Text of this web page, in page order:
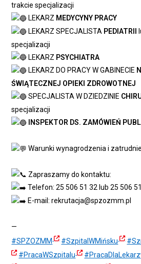
trakcie specjalizacji
LEKARZ MEDYCYNY PRACY
LEKARZ SPECJALISTA PEDIATRII
specjalizacji
LEKARZ PSYCHIATRA
LEKARZ DO PRACY W GABINECIE
ŚWIĄTECZNEJ OPIEKI ZDROWOTNEJ
SPECJALISTA W DZIEDZINIE
specjalizacji
INSPEKTOR DS. ZAMÓWIEŃ
Warunki wynagrodzenia i
Zapraszamy do kontaktu:
Telefon: 25 506 51 32 lub 25 506
E-mail: rekrutacja@spzozmm.pl
—
#SPZOZMM
#SzpitalWMińsku
#PracaWSzpitalu